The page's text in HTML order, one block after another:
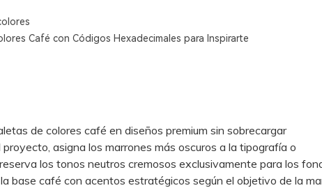
Café con Códigos Hexadecimales para Inspirarte
de colores café en diseños premium sin sobrecargar
asigna los marrones más oscuros a la tipografía o
los tonos neutros cremosos exclusivamente para los
base café con acentos estratégicos según el objetivo de la